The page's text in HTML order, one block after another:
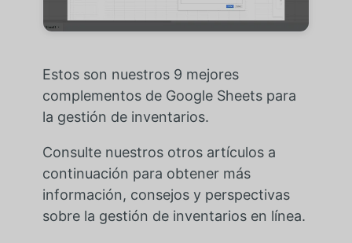
Estos son nuestros 9 mejores
complementos de Google Sheets para
la gestión de inventarios.
Consulte nuestros otros artículos a
continuación para obtener más
información, consejos y perspectivas
sobre la gestión de inventarios en línea.